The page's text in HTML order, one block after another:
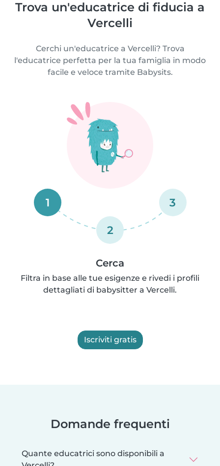
Trova un'educatrice di fiducia a
Vercelli
Cerchi un'educatrice a Vercelli? Trova
l'educatrice perfetta per la tua famiglia in modo
facile e veloce tramite Babysits.
1
2
3
Cerca
Filtra in base alle tue esigenze e rivedi i profili
dettagliati di babysitter a Vercelli.
Iscriviti gratis
Domande frequenti
Quante educatrici sono disponibili a